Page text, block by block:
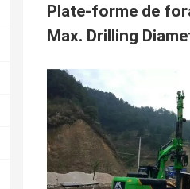
Plate-forme de
Max. Drilling